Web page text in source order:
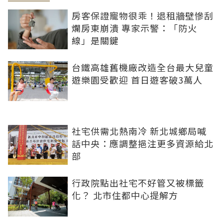
房客保證寵物很乖！退租牆壁慘刮
爛房東崩潰 專家示警：「防火
線」是關鍵
台鐵高雄舊機廠改造全台最大兒童
遊樂園受歡迎 首日遊客破3萬人
社宅供需北熱南冷 新北城鄉局喊
話中央：應調整挹注更多資源給北
部
行政院點出社宅不好管又被標籤
化？ 北市住都中心提解方